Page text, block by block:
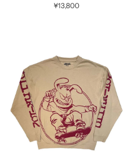
¥13,800